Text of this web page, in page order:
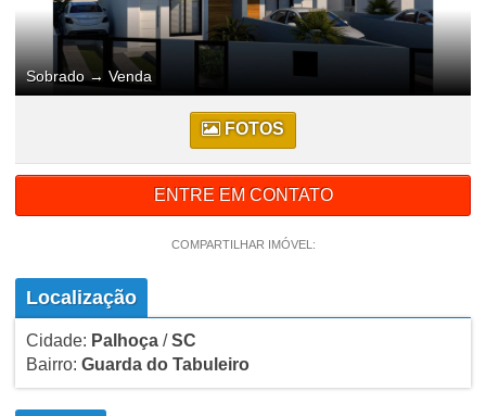
Sobrado → Venda
FOTOS
ENTRE EM CONTATO
COMPARTILHAR IMÓVEL:
Localização
Cidade: Palhoça/SC
Bairro: Guarda do Tabuleiro